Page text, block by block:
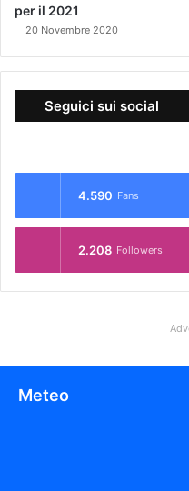
per il 2021
20 Novembre 2020
Seguici sui social
4.590 Fans
2.208 Followers
Meteo